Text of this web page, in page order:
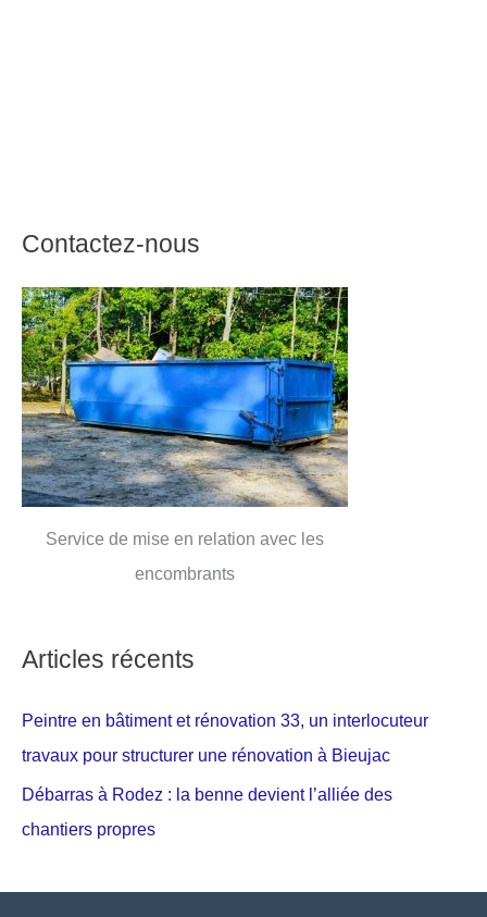
Contactez-nous
Service de mise en relation avec les
encombrants
Articles récents
Peintre en bâtiment et rénovation 33, un interlocuteur
travaux pour structurer une rénovation à Bieujac
Débarras à Rodez : la benne devient l’alliée des
chantiers propres